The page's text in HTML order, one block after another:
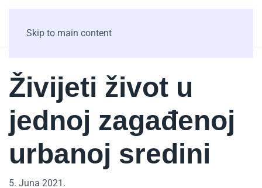
Skip to main content
Živijeti život u
jednoj zagađenoj
urbanoj sredini
5. Juna 2021.